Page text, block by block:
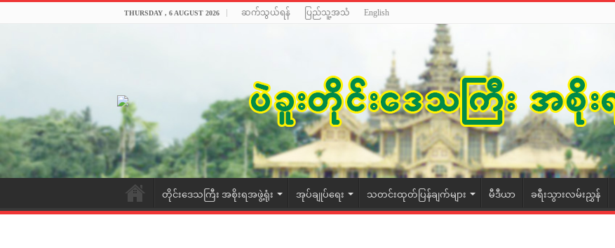
THURSDAY , 6 AUGUST 2026 ဆက်သွယ်ရန် ပြည်သူ့အသံ English
တိုင်းဒေသကြီး အစိုးရအဖွဲ့ရုံး အုပ်ချုပ်ရေး သတင်းထုတ်ပြန်ချက်များ မီဒီယာ ခရီးသွားလမ်းညွှန်